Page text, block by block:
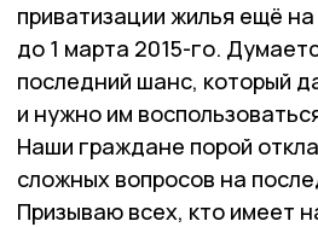
приватизации жилья ещё
до 1 марта 2015-го.
последний шанс, который
и нужно им
Наши граждане порой
сложных вопросов на
Призываю всех, кто имеет